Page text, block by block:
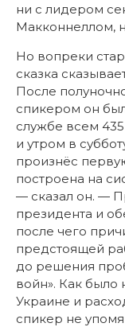
ни с лидером
Макконнеллом,
Но вопреки
сказка
После
спикером он
службе всем
и утром в
произнёс
построена на
— сказал он. —
президента и
после чего
предстоящей
до решения
войн». Как было
Украине и
спикер не